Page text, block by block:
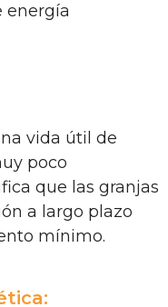
energía
vida útil de
poco
que las granjas
a largo plazo
mínimo.